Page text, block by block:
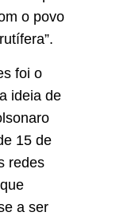
o povo
foi o
ideia de
15 de
redes
a ser